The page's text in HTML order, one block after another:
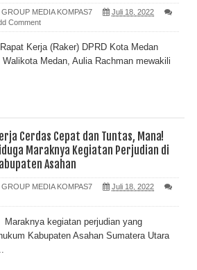
GROUP MEDIA KOMPAS7
Juli 18, 2022
Comment
Kerja (Raker) DPRD Kota Medan
Medan, Aulia Rachman mewakili
Cerdas Cepat dan Tuntas, Mana!
Maraknya Kegiatan Perjudian di
Asahan
GROUP MEDIA KOMPAS7
Juli 18, 2022
kegiatan perjudian yang
Kabupaten Asahan Sumatera Utara